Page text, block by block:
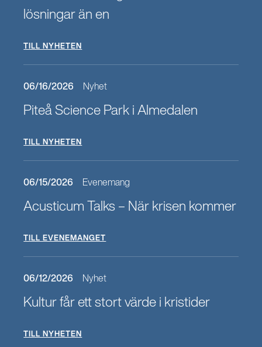
lösningar än en
TILL NYHETEN
06/16/2026 Nyhet
Piteå Science Park i Almedalen
TILL NYHETEN
06/15/2026 Evenemang
Acusticum Talks – När krisen kommer
TILL EVENEMANGET
06/12/2026 Nyhet
Kultur får ett stort värde i kristider
TILL NYHETEN